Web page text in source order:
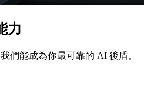
力
們能成為你最可靠的 AI 後盾。